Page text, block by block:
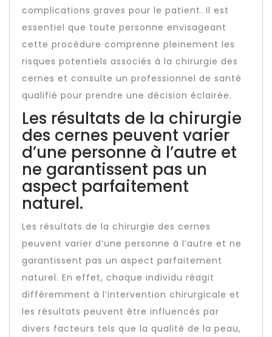
complications graves pour le patient. Il est
essentiel que toute personne envisageant
cette procédure comprenne pleinement les
risques potentiels associés à la chirurgie des
cernes et consulte un professionnel de santé
qualifié pour prendre une décision éclairée.
Les résultats de la chirurgie
des cernes peuvent varier
d’une personne à l’autre et
ne garantissent pas un
aspect parfaitement
naturel.
Les résultats de la chirurgie des cernes
peuvent varier d’une personne à l’autre et ne
garantissent pas un aspect parfaitement
naturel. En effet, chaque individu réagit
différemment à l’intervention chirurgicale et
les résultats peuvent être influencés par
divers facteurs tels que la qualité de la peau,